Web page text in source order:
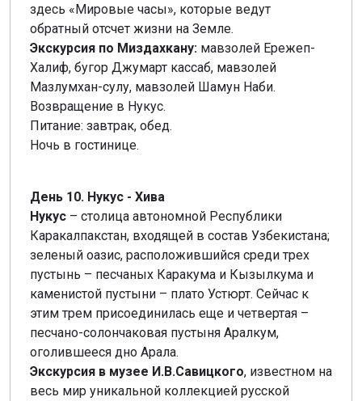
здесь «Мировые часы», которые ведут
обратный отсчет жизни на Земле.
Экскурсия по Миздахкану: мавзолей Ережеп-
Халиф, бугор Джумарт кассаб, мавзолей
Мазлумхан-сулу, мавзолей Шамун Наби.
Возвращение в Нукус.
Питание: завтрак, обед.
Ночь в гостинице.
День 10. Нукус - Хива
Нукус – столица автономной Республики
Каракалпакстан, входящей в состав Узбекистана;
зеленый оазис, расположившийся среди трех
пустынь – песчаных Каракума и Кызылкума и
каменистой пустыни – плато Устюрт. Сейчас к
этим трем присоединилась еще и четвертая –
песчано-солончаковая пустыня Аралкум,
оголившееся дно Арала.
Экскурсия в музее И.В.Савицкого, известном на
весь мир уникальной коллекцией русской